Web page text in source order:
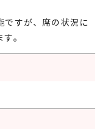
すが、席の状況に
。